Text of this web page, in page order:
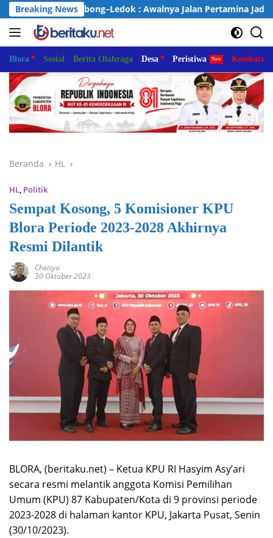
Langsung
ke
konten
Breaking News
Sambong–Ledok : Awalnya Jalan Pertamina Jadi Jalan
Blora Sosial Berita Olahraga Desa Peristiwa Kesehatan
Beranda HL
HL, Politik
Sempat Kosong, 5 Komisioner KPU
Blora Periode 2023-2028 Akhirnya
Resmi Dilantik
Cheisya
30 Oktober 2023
BLORA, (beritaku.net) – Ketua KPU RI Hasyim Asy’ari
secara resmi melantik anggota Komisi Pemilihan
Umum (KPU) 87 Kabupaten/Kota di 9 provinsi periode
2023-2028 di halaman kantor KPU, Jakarta Pusat, Senin
(30/10/2023).